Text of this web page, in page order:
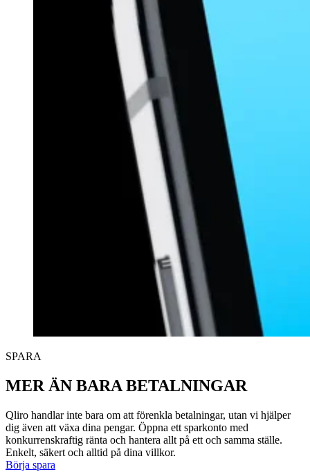
SPARA
MER ÄN BARA BETALNINGAR
Qliro handlar inte bara om att förenkla betalningar, utan vi hjälper
dig även att växa dina pengar. Öppna ett sparkonto med
konkurrenskraftig ränta och hantera allt på ett och samma ställe.
Enkelt, säkert och alltid på dina villkor.
Börja spara